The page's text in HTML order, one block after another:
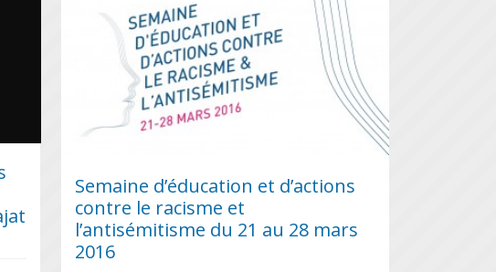
Semaine d’éducation et d’actions
contre le racisme et
l’antisémitisme du 21 au 28 mars
2016